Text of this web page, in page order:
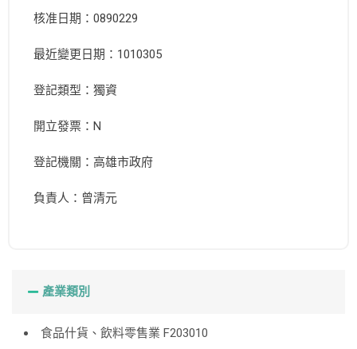
核准日期：0890229
最近變更日期：1010305
登記類型：獨資
開立發票：N
登記機關：高雄市政府
負責人：曾清元
產業類別
食品什貨、飲料零售業 F203010